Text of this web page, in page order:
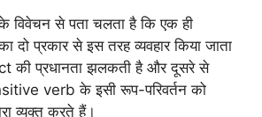
विवेचन से पता चलता है कि एक ही
प्रकार से इस तरह व्यवहार किया जाता
की प्रधानता झलकती है और दूसरे से
verb के इसी रूप-परिवर्तन को
व्यक्त करते हैं।